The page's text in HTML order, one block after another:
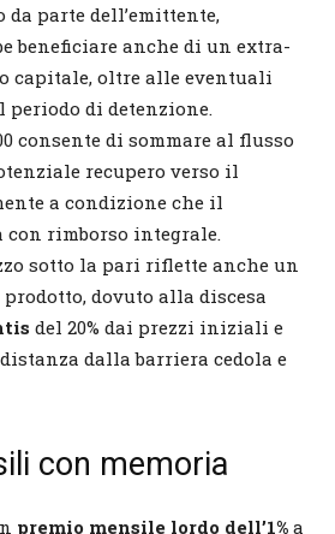
parte dell’emittente,
beneficiare anche di un extra-
capitale, oltre alle eventuali
periodo di detenzione.
consente di sommare al flusso
recupero verso il
a condizione che il
rimborso integrale.
sotto la pari riflette anche un
dovuto alla discesa
del 20% dai prezzi iniziali e
dalla barriera cedola e
con memoria
premio mensile lordo dell’1% a